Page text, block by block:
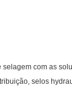
com as
selos